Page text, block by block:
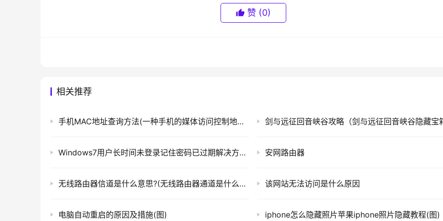
授权解析服务）。
快速、准确、稳定的递归解析服务，且我们不会对任何域名进行恶意劫持。
DNS 服务器 IP 地址：
作者点评：Public DNS+全国测试数据都很优秀，国内的请优先选择
赞 (0)
相关推荐
手机MAC地址查询方法(一种手机的媒体访问控制地址查询方法)
Windows7用户长时间未登录记住密码已过期解决方法(图) 安网路由器
无线路由器信道是什么意思?(无线路由器通道是什么意思？) 该网站无法访问是什么原因
电脑自动重启的原因及措施(图) iphone怎么隐藏照片苹果iphone照片隐藏教程(图)